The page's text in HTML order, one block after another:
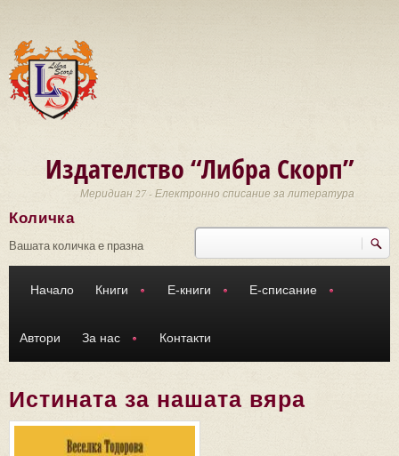
Издателство “Либра Скорп”
Меридиан 27 - Електронно списание за литература
Търси
Количка
Вашата количка е празна
Начало Книги Е-книги Е-списание
Автори За нас Контакти
Истината за нашата вяра